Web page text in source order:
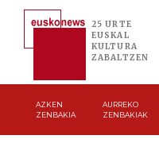
25 URTE
EUSKAL
KULTURA
ZABALTZEN
AZKEN
ZENBAKIA
AURREKO
ZENBAKIAK